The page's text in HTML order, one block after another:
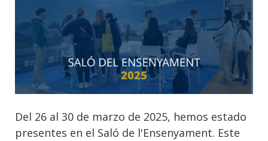
Del 26 al 30 de marzo de 2025, hemos estado
presentes en el Saló de l'Ensenyament. Este